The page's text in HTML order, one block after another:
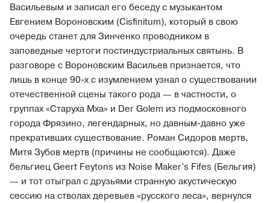
Васильевым и записал его беседу с музыкантом
Евгением Вороновским (Cisfinitum), который в свою
очередь станет для Зинченко проводником в
заповедные чертоги постиндустриальных святынь. В
разговоре с Вороновским Васильев признается, что
лишь в конце 90-х с изумлением узнал о существовании
отечественной сцены такого рода — в частности, о
группах «Старуха Мха» и Der Golem из подмосковного
города Фрязино, легендарных, но давным-давно уже
прекративших существование. Роман Сидоров мертв,
Митя Зубов мертв (причины не сообщаются). Даже
бельгиец Geert Feytons из Noise Maker’s Fifes (Бельгия)
— и тот отыграл с друзьями странную акустическую
сессию на стволах деревьев «русского леса», вернулся